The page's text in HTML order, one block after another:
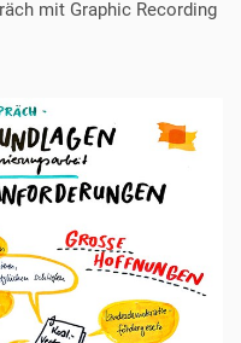
mit Graphic Recording